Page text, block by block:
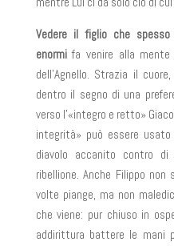
Vedere il figlio che
enormifa venire alla mente
dell’Agnello. Strazia il
dentro il segno di una
verso l’«integro e retto»
integrità» può essere
diavolo accanito contro
ribellione. Anche Filippo
volte piange, ma non
che viene: pur chiuso in
addirittura battere le mani